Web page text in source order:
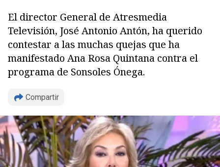
El director General de Atresmedia
Televisión, José Antonio Antón, ha querido
contestar a las muchas quejas que ha
manifestado Ana Rosa Quintana contra el
programa de Sonsoles Ónega.
Compartir
Copiar